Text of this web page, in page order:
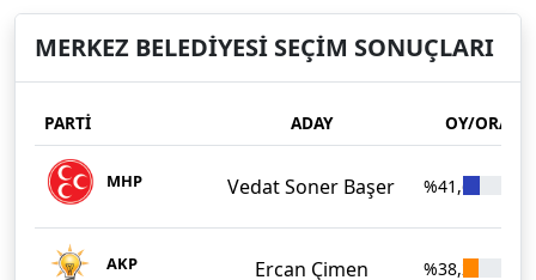
MERKEZ BELEDİYESİ SEÇİM SONUÇLARI
PARTİ ADAY OY/ORAN
MHP Vedat Soner Başer %41,62
AKP Ercan Çimen %38,20